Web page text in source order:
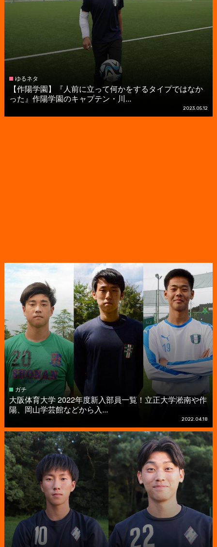
ゆるネタ
【作陽学園】『人前に立って何かをするタイプではなか
った』作陽学園のキャプテン・川...
2023.05.12
ガチ
大阪体育大学 2022年度新入部員一覧！立正大学淞南や作
陽、岡山学芸館などから入...
2022.04.18